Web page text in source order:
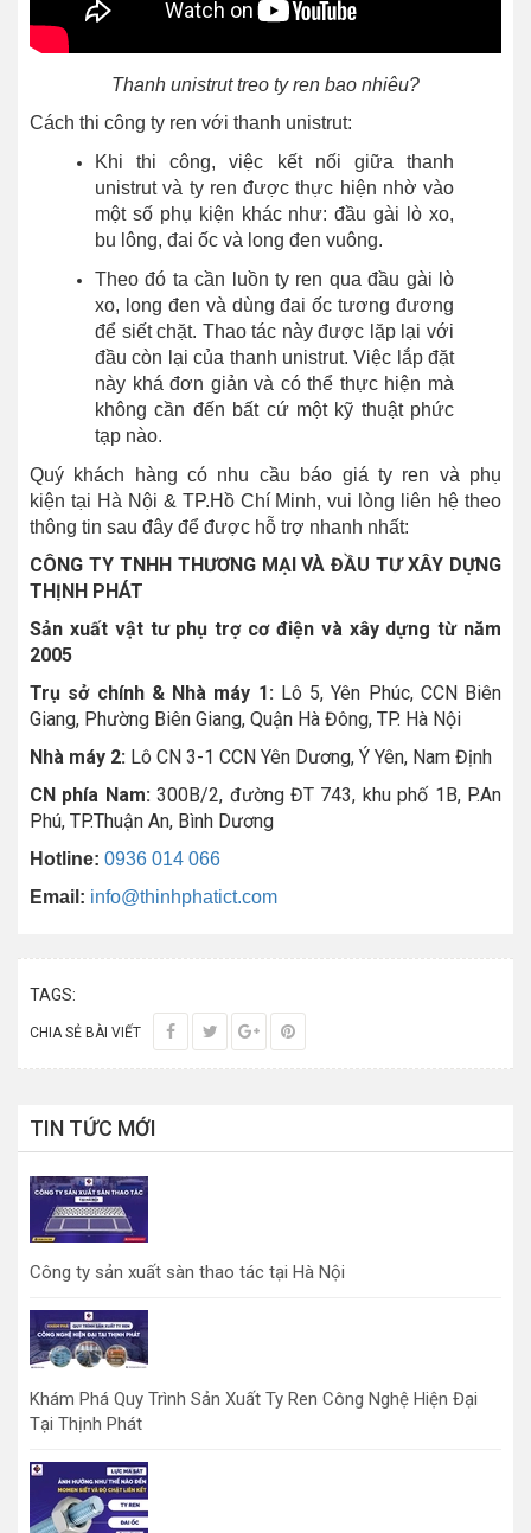
Thanh unistrut treo ty ren bao nhiêu?
Cách thi công ty ren với thanh unistrut:
Khi thi công, việc kết nối giữa thanh
unistrut và ty ren được thực hiện nhờ vào
một số phụ kiện khác như: đầu gài lò xo,
bu lông, đai ốc và long đen vuông.
Theo đó ta cần luồn ty ren qua đầu gài lò
xo, long đen và dùng đai ốc tương đương
để siết chặt. Thao tác này được lặp lại với
đầu còn lại của thanh unistrut. Việc lắp đặt
này khá đơn giản và có thể thực hiện mà
không cần đến bất cứ một kỹ thuật phức
tạp nào.
Quý khách hàng có nhu cầu báo giá ty ren và phụ
kiện tại Hà Nội & TP.Hồ Chí Minh, vui lòng liên hệ theo
thông tin sau đây để được hỗ trợ nhanh nhất:
CÔNG TY TNHH THƯƠNG MẠI VÀ ĐẦU TƯ XÂY DỰNG
THỊNH PHÁT
Sản xuất vật tư phụ trợ cơ điện và xây dựng từ năm
2005
Trụ sở chính & Nhà máy 1: Lô 5, Yên Phúc, CCN Biên
Giang, Phường Biên Giang, Quận Hà Đông, TP. Hà Nội
Nhà máy 2: Lô CN 3-1 CCN Yên Dương, Ý Yên, Nam Định
CN phía Nam:300B/2, đường ĐT 743, khu phố 1B, P.An
Phú, TP.Thuận An, Bình Dương
Hotline: 0936 014 066
Email: info@thinhphatict.com
TAGS:
CHIA SẺ BÀI VIẾT
TIN TỨC MỚI
Công ty sản xuất sàn thao tác tại Hà Nội
Khám Phá Quy Trình Sản Xuất Ty Ren Công Nghệ Hiện Đại
Tại Thịnh Phát